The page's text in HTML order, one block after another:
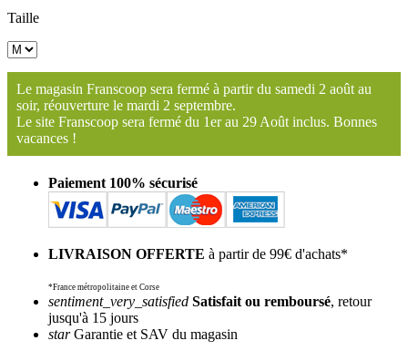
Taille
Le magasin Franscoop sera fermé à partir du samedi 2 août au
soir, réouverture le mardi 2 septembre.
Le site Franscoop sera fermé du 1er au 29 Août inclus. Bonnes
vacances !
Paiement 100% sécurisé
LIVRAISON OFFERTE à partir de 99€ d'achats*
*France métropolitaine et Corse
sentiment_very_satisfied Satisfait ou remboursé, retour
jusqu'à 15 jours
starGarantie et SAV du magasin